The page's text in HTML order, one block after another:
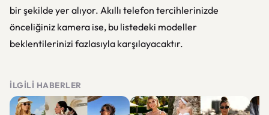
bir şekilde yer alıyor. Akıllı telefon tercihlerinizde
önceliğiniz kamera ise, bu listedeki modeller
beklentilerinizi fazlasıyla karşılayacaktır.
İLGILI HABERLER